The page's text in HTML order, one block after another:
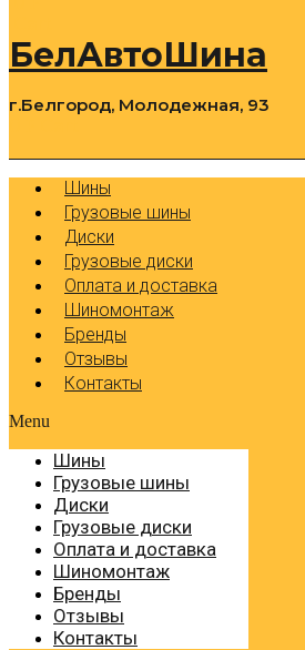
БелАвтоШина
г.Белгород, Молодежная, 93
Шины
Грузовые шины
Диски
Грузовые диски
Оплата и доставка
Шиномонтаж
Бренды
Отзывы
Контакты
Menu
Шины
Грузовые шины
Диски
Грузовые диски
Оплата и доставка
Шиномонтаж
Бренды
Отзывы
Контакты